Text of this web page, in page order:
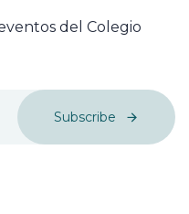
del Colegio
Subscribe